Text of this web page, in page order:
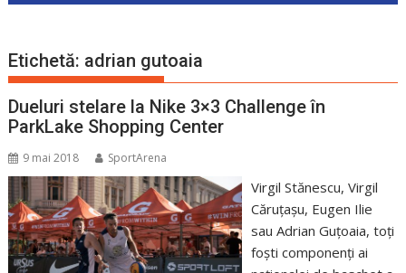
Etichetă: adrian gutoaia
Dueluri stelare la Nike 3×3 Challenge în
ParkLake Shopping Center
9 mai 2018 SportArena
Virgil Stănescu, Virgil
Căruțașu, Eugen Ilie
sau Adrian Guțoaia, toți
foști componenți ai